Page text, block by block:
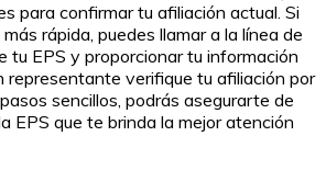
para confirmar tu afiliación actual. Si
rápida, puedes llamar a la línea de
tu EPS y proporcionar tu información
representante verifique tu afiliación por
sencillos, podrás asegurarte de
EPS que te brinda la mejor atención